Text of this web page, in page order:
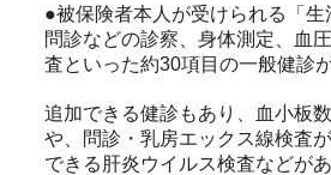
●被保険者本人が受けられる「生
問診などの診察、身体測定、血
査といった約30項目の一般健診
追加できる健診もあり、血小板
や、問診・乳房エックス線検査
できる肝炎ウイルス検査などがあ